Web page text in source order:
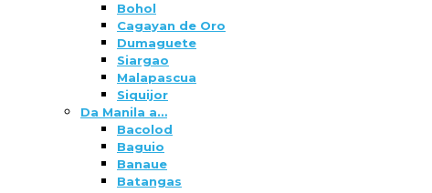
Bohol
Cagayan de Oro
Dumaguete
Siargao
Malapascua
Siquijor
Da Manila a…
Bacolod
Baguio
Banaue
Batangas